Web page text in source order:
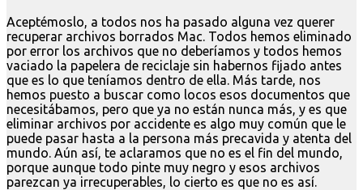
Aceptémoslo, a todos nos ha pasado alguna vez querer
recuperar archivos borrados Mac. Todos hemos eliminado
por error los archivos que no deberíamos y todos hemos
vaciado la papelera de reciclaje sin habernos fijado antes
que es lo que teníamos dentro de ella. Más tarde, nos
hemos puesto a buscar como locos esos documentos que
necesitábamos, pero que ya no están nunca más, y es que
eliminar archivos por accidente es algo muy común que le
puede pasar hasta a la persona más precavida y atenta del
mundo. Aún así, te aclaramos que no es el fin del mundo,
porque aunque todo pinte muy negro y esos archivos
parezcan ya irrecuperables, lo cierto es que no es así.